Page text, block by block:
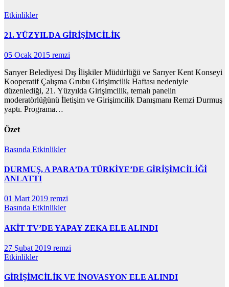
Etkinlikler
21. YÜZYILDA GİRİŞİMCİLİK
05 Ocak 2015 remzi
Sarıyer Belediyesi Dış İlişkiler Müdürlüğü ve Sarıyer Kent Konseyi
Kooperatif Çalışma Grubu Girişimcilik Haftası nedeniyle
düzenlediği, 21. Yüzyılda Girişimcilik, temalı panelin
moderatörlüğünü İletişim ve Girişimcilik Danışmanı Remzi Durmuş
yaptı. Programa…
Özet
Basında Etkinlikler
DURMUŞ, A PARA’DA TÜRKİYE’DE GİRİŞİMCİLİĞİ
ANLATTI
01 Mart 2019 remzi
Basında Etkinlikler
AKİT TV’DE YAPAY ZEKA ELE ALINDI
27 Şubat 2019 remzi
Etkinlikler
GİRİŞİMCİLİK VE İNOVASYON ELE ALINDI